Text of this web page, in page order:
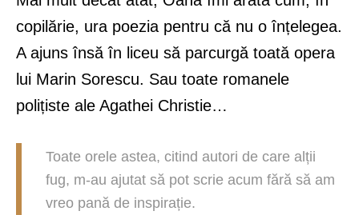
copilărie, ura poezia pentru că nu o înțelegea.
A ajuns însă în liceu să parcurgă toată opera
lui Marin Sorescu. Sau toate romanele
polițiste ale Agathei Christie…
Toate orele astea, citind autori de care alții
fug, m-au ajutat să pot scrie acum fără să am
vreo pană de inspirație.